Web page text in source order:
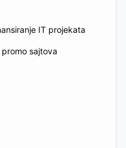
IT projekata
sajtova